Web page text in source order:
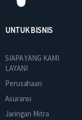
UNTUK BISNIS
SIAPA YANG KAMI
LAYANI
Perusahaan
Asuransi
Jaringan Mitra